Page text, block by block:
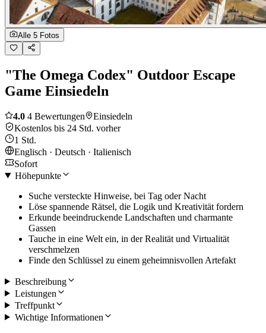
Alle 5 Fotos
"The Omega Codex" Outdoor Escape
Game Einsiedeln
4.0 4 Bewertungen
Einsiedeln
Kostenlos bis 24 Std. vorher
1 Std.
Englisch · Deutsch · Italienisch
Sofort
Höhepunkte
Suche versteckte Hinweise, bei Tag oder Nacht
Löse spannende Rätsel, die Logik und Kreativität fordern
Erkunde beeindruckende Landschaften und charmante
Gassen
Tauche in eine Welt ein, in der Realität und Virtualität
verschmelzen
Finde den Schlüssel zu einem geheimnisvollen Artefakt
Beschreibung
Leistungen
Treffpunkt
Wichtige Informationen